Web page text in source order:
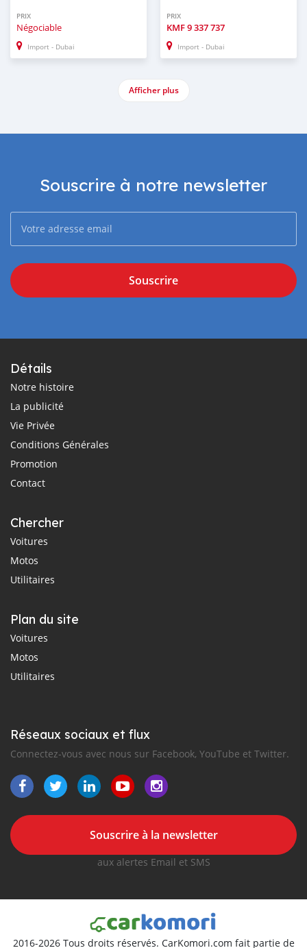
PRIX
Négociable
Import - Dubai
PRIX
KMF9 337 737
Import - Dubai
Afficher plus
Souscrire à notre newsletter
Souscrire
Détails
Notre histoire
La publicité
Vie Privée
Conditions Générales
Promotion
Contact
Chercher
Voitures
Motos
Utilitaires
Plan du site
Voitures
Motos
Utilitaires
Réseaux sociaux et flux
Connectez-vous avec nous sur Facebook, YouTube et Twitter.
Souscrire à la newsletter
aux alertes Email et SMS
2016-2026 Tous droits réservés. CarKomori.com fait partie de